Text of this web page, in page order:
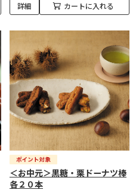
詳細 カートに入れる
＜お中元＞黒糖・栗ドーナツ棒
各２０本